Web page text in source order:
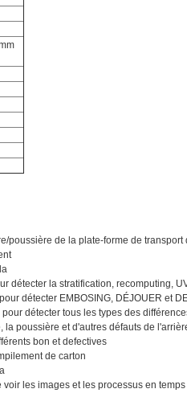
poussière de la plate-forme de transport
détecter la stratification, recomputing,
détecter EMBOSING, DÉJOUER et
détecter tous les types des
poussière et d'autres défauts de
bon et defectives
de carton
les images et les processus en temps